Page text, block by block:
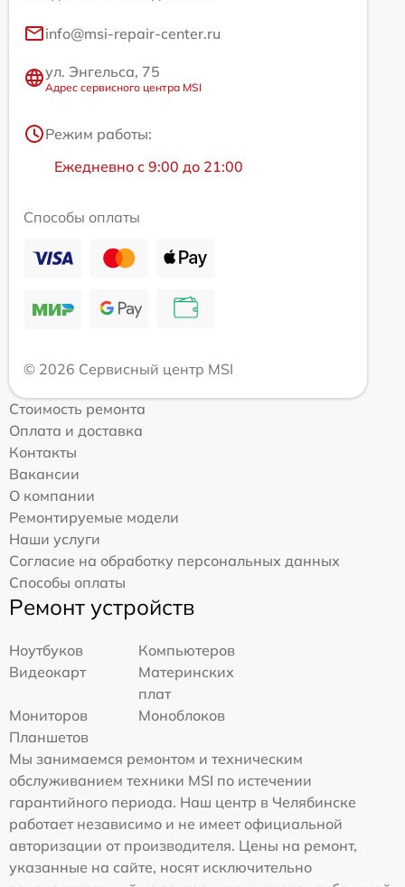
info@msi-repair-center.ru
ул. Энгельса, 75
Адрес сервисного центра MSI
Режим работы:
Ежедневно с 9:00 до 21:00
Способы оплаты
© 2026 Сервисный центр MSI
Стоимость ремонта
Оплата и доставка
Контакты
Вакансии
О компании
Ремонтируемые модели
Наши услуги
Согласие на обработку персональных данных
Способы оплаты
Ремонт устройств
Ноутбуков
Компьютеров
Видеокарт
Материнских
плат
Мониторов
Моноблоков
Планшетов
Мы занимаемся ремонтом и техническим
обслуживанием техники MSI по истечении
гарантийного периода. Наш центр в Челябинске
работает независимо и не имеет официальной
авторизации от производителя. Цены на ремонт,
указанные на сайте, носят исключительно